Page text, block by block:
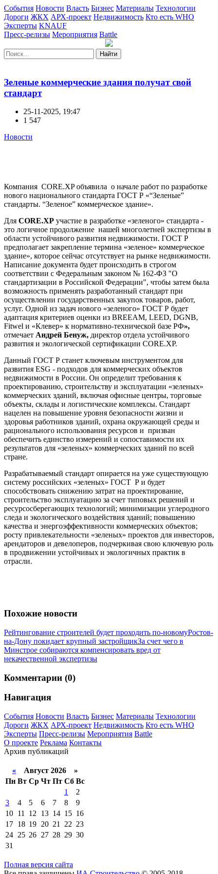
События Новости Власть Бизнес Материалы Технологии
Дороги ЖКХ АРХ-проект Недвижимость Кто есть WHO
Эксперты KNAUF
Пресс-релизы Мероприятия Battle
Найти
Зеленые коммерческие здания получат свой
стандарт
25-11-2025, 19:47
1 547
Новости
Компания CORE.XP объявила о начале работ по разработке
нового национального стандарта ГОСТ Р «“Зеленые”
стандарты. “Зеленое” коммерческое здание».
Для CORE.XP участие в разработке «зеленого» стандарта -
это логичное продолжение нашей многолетней экспертизы в
области устойчивого развития недвижимости. ГОСТ Р
предполагает закрепление термина «зеленое» коммерческое
здание», которое сейчас отсутствует на рынке недвижимости.
Написание документа будет происходить в строгом
соответствии с Федеральным законом № 162-ФЗ "О
стандартизации в Российской Федерации", чтобы затем была
возможность применять разработанный стандарт при
осуществлении государственных закупок товаров, работ,
услуг. Одной из задач нового «зеленого» ГОСТ Р будет
адаптация критериев оценки из BREEAM, LEED, DGNB,
Fitwel и «Клевер» к нормативно-технической базе РФ»,
отмечает Андрей Бенуж, директор отдела устойчивого
развития и экологической сертификации CORE.XP.
Данный ГОСТ Р станет ключевым инструментом для
развития ESG - подходов для коммерческих объектов
недвижимости в России. Он определит требования к
проектированию, строительству и эксплуатации «зеленых»
коммерческих зданий, включая офисные центры, торговые
объекты, склады и логистические комплексы. Стандарт
нацелен на повышение уровня безопасности жизни и
здоровья работников зданий, охрана окружающей среды и
рационального использования ресурсов и призван
обеспечить единство измерений и сопоставимости их
результатов для «зеленых» коммерческих зданий по всей
стране.
Разрабатываемый стандарт опирается на уже существующую
систему российских «зеленых» ГОСТ Р и будет
способствовать снижению затрат на проектирование,
строительство эксплуатацию за счет типовых решений и
ресурсосберегающих технологий; минимизации углеродного
следа и экологического воздействия зданий; повышению
качества и энергоэффективности коммерческих объектов;
росту привлекательности «зеленых» проектов для инвесторов,
арендаторов и девелоперов, подчеркивая свою ключевую роль
в продвижении устойчивых и экологичных практик в
отрасли.
Похожие новости
Рейтингование строителей будет проходить по-новомуРостов-
на-Дону покидает крупный застройщикЗа счет чего в
Минстрое собираются компенсировать вред от
некачественной экспертизы
Комментарии (0)
Навигация
События Новости Власть Бизнес Материалы Технологии
Дороги ЖКХ АРХ-проект Недвижимость Кто есть WHO
Эксперты Пресс-релизы Мероприятия Battle
О проекте Реклама Контакты
Архив публикаций
« Август 2026 »
Пн Вт Ср Чт Пт Сб Вс
1
2
3
4 5 6 7 8
9
10 11 12 13 14 15 16
17 18 19 20 21 22 23
24 25 26 27 28 29 30
31
Полная версия сайта